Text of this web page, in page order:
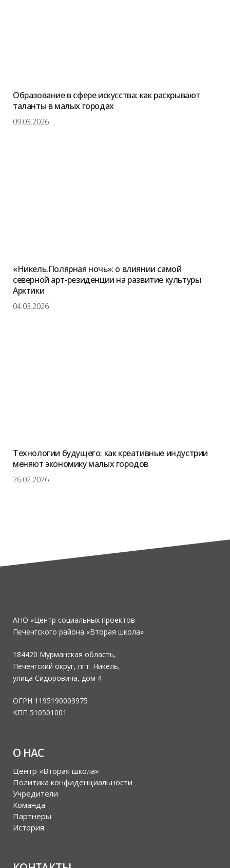
Образование в сфере искусства: как раскрывают
таланты в малых городах
09.03.2026
«Никель.Полярная ночь»: о влиянии самой
северной арт-резиденции на развитие культуры
Арктики
04.03.2026
Технологии будущего: как креативные индустрии
меняют экономику малых городов
26.02.2026
АНО «Центр социальных проектов
Печенгского района «Вторая школа»
184420 Мурманская область,
Печенгский округ, пгт. Никель,
улица Сидоровича, дом 4
ОГРН 1195190003975
КПП 510501001
О НАС
Центр «Вторая школа»
Политика конфиденциальности
Учредители
Команда
Партнеры
История